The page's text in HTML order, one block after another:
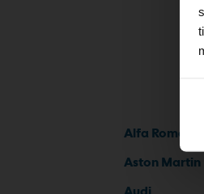
Alfa Romeo
Aston Martin